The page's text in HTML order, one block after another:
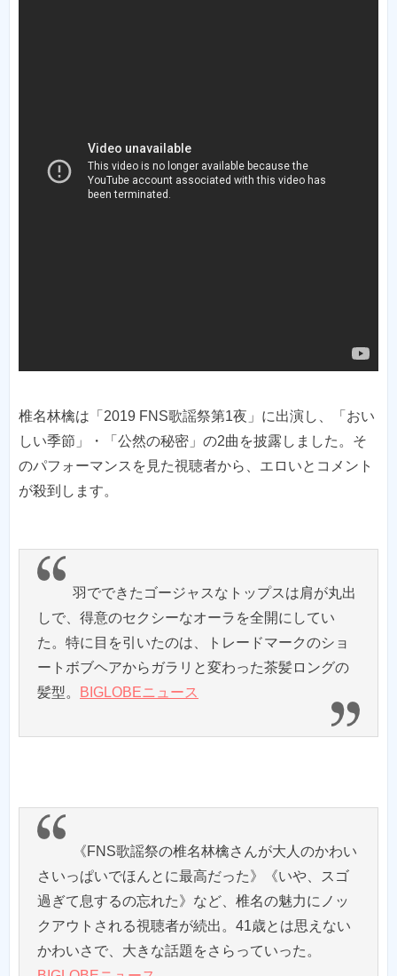
椎名林檎は「2019 FNS歌謡祭第1夜」に出演し、「おい
しい季節」・「公然の秘密」の2曲を披露しました。そ
のパフォーマンスを見た視聴者から、エロいとコメント
が殺到します。
羽でできたゴージャスなトップスは肩が丸出
しで、得意のセクシーなオーラを全開にしてい
た。特に目を引いたのは、トレードマークのショ
ートボブヘアからガラリと変わった茶髪ロングの
髪型。
BIGLOBEニュース
《FNS歌謡祭の椎名林檎さんが大人のかわい
さいっぱいでほんとに最高だった》《いや、スゴ
過ぎて息するの忘れた》など、椎名の魅力にノッ
クアウトされる視聴者が続出。41歳とは思えない
かわいさで、大きな話題をさらっていった。